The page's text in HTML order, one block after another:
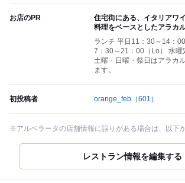
お店のPR
住宅街にある、イタリアワ
料理をベースとしたアラカ
ランチ 平日11：30～14：
7：30～21：00（Lo） 水曜
土曜・日曜・祭日はアラカ
ます。
初投稿者 orange_feb （601）
※アルベラータの店舗情報に誤りがある場合は、以下
レストラン情報を編集する